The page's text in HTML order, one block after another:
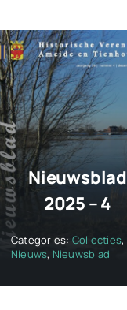
Nieuwsblad
2025 – 4
Categories: Collecties,
Nieuws, Nieuwsblad